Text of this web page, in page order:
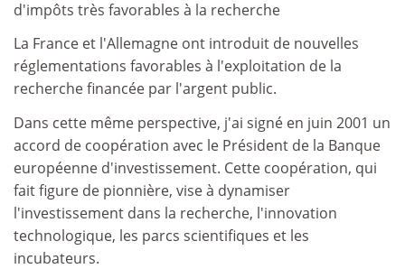
d'impôts très favorables à la recherche
La France et l'Allemagne ont introduit de nouvelles
réglementations favorables à l'exploitation de la
recherche financée par l'argent public.
Dans cette même perspective, j'ai signé en juin 2001 un
accord de coopération avec le Président de la Banque
européenne d'investissement. Cette coopération, qui
fait figure de pionnière, vise à dynamiser
l'investissement dans la recherche, l'innovation
technologique, les parcs scientifiques et les
incubateurs.